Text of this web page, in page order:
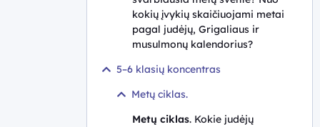
kokių įvykių skaičiuojami metai
pagal judėjų, Grigaliaus ir
musulmonų kalendorius?
5–6 klasių koncentras
Metų ciklas.
Metų ciklas. Kokie judėjų